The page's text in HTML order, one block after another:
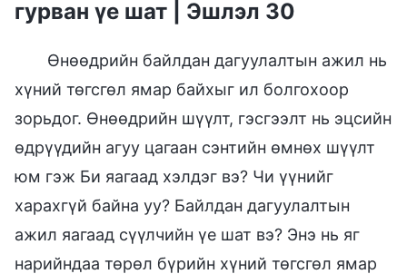
гурван үе шат | Эшлэл 30
Өнөөдрийн байлдан дагуулалтын ажил нь
хүний төгсгөл ямар байхыг ил болгохоор
зорьдог. Өнөөдрийн шүүлт, гэсгээлт нь эцсийн
өдрүүдийн агуу цагаан сэнтийн өмнөх шүүлт
юм гэж Би яагаад хэлдэг вэ? Чи үүнийг
харахгүй байна уу? Байлдан дагуулалтын
ажил яагаад сүүлчийн үе шат вэ? Энэ нь яг
нарийндаа төрөл бүрийн хүний төгсгөл ямар